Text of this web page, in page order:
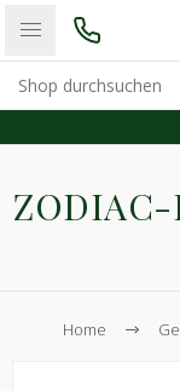
ZODIAC-
Home